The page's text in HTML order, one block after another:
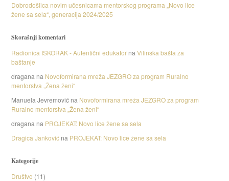
Dobrodošlica novim učesnicama mentorskog programa „Novo lice
žene sa sela“, generacija 2024/2025
Skorašnji komentari
Radionica ISKORAK - Autentični edukatorna Vilinska bašta za
baštanje
dragana na Novoformirana mreža JEZGRO za program Ruralno
mentorstva „Žena ženi“
Manuela Jevremovićna Novoformirana mreža JEZGRO za program
Ruralno mentorstva „Žena ženi“
dragana na PROJEKAT: Novo lice žene sa sela
Dragica Jankovićna PROJEKAT: Novo lice žene sa sela
Kategorije
Društvo (11)